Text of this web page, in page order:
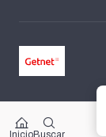
InicioBuscar
2026 Pasteleria
Todos los